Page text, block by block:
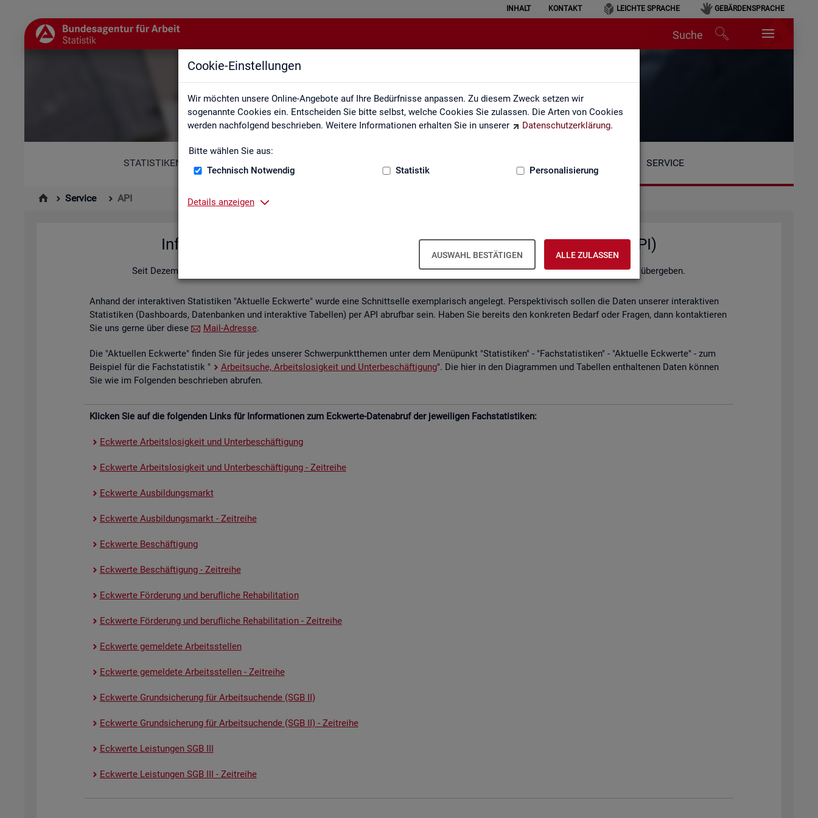
Cookie-Einstellungen
Wir möchten unsere Online-Angebote auf Ihre Bedürfnisse anpassen. Zu diesem Zweck setzen wir
sogenannte Cookies ein. Entscheiden Sie bitte selbst, welche Cookies Sie zulassen. Die Arten von Cookies
werden nachfolgend beschrieben. Weitere Informationen erhalten Sie in unserer
Datenschutzerklärung.
Bitte wählen Sie aus:
Technisch Notwendig
Statistik Personalisierung
Details anzeigen
AUSWAHL BESTÄTIGEN ALLE ZULASSEN
INHALT KONTAKT LEICHTE SPRACHE GEBÄRDENSPRACHE
Suche
API
STATISTIKEN SERVICE
Service API
In­for­ma­tio­nen zu Schnitt­stel­len für au­to­ma­ti­sier­te Da­ten­ab­fra­gen (API)
Seit De­zem­ber 2025 bie­tet die Sta­tis­tik der Bun­des­agen­tur für Ar­beit die Mög­lich­keit, Daten per Schnitt­stel­le au­to­ma­ti­siert zu über­ge­ben.
An­hand der in­ter­ak­ti­ven Sta­tis­ti­ken "Ak­tu­el­le Eck­wer­te" wurde eine Schnitt­sel­le ex­em­pla­risch an­ge­legt. Per­spek­ti­visch sol­len die Daten un­se­rer in­ter­ak­ti­ven
Sta­tis­ti­ken (Da­sh­boards, Da­ten­ban­ken und in­ter­ak­ti­ve Ta­bel­len) per API ab­ruf­bar sein. Haben Sie be­reits den kon­kre­ten Be­darf oder Fra­gen, dann kon­tak­tie­ren
Sie uns gerne über diese
Mail-Adres­se.
Die "Ak­tu­el­len Eck­wer­te" fin­den Sie für jedes un­se­rer Schwer­punkt­the­men unter dem Me­nü­punkt "Sta­tis­ti­ken" - "Fach­sta­tis­ti­ken" - "Ak­tu­el­le Eck­wer­te" - zum
Bei­spiel für die Fach­sta­tis­tik "
Ar­beit­su­che, Ar­beits­lo­sig­keit und Un­ter­be­schäf­ti­gung". Die hier in den Dia­gram­men und Ta­bel­len ent­hal­te­nen Daten kön­nen
Sie wie im Fol­gen­den be­schrie­ben ab­ru­fen.
Kli­cken Sie auf die fol­gen­den Links für In­for­ma­tio­nen zum Eck­wer­te-Da­ten­ab­ruf der je­wei­li­gen Fach­sta­tis­ti­ken:
Eck­wer­te Ar­beits­lo­sig­keit und Un­ter­be­schäf­ti­gung
Eck­wer­te Ar­beits­lo­sig­keit und Un­ter­be­schäf­ti­gung - Zeit­rei­he
Eck­wer­te Aus­bil­dungs­markt
Eck­wer­te Aus­bil­dungs­markt - Zeit­rei­he
Eck­wer­te Be­schäf­ti­gung
Eck­wer­te Be­schäf­ti­gung - Zeit­rei­he
Eck­wer­te För­de­rung und be­ruf­li­che Re­ha­bi­li­ta­ti­on
Eck­wer­te För­de­rung und be­ruf­li­che Re­ha­bi­li­ta­ti­on - Zeit­rei­he
Eck­wer­te ge­mel­de­te Ar­beits­stel­len
Eck­wer­te ge­mel­de­te Ar­beits­stel­len - Zeit­rei­he
Eck­wer­te Grund­si­che­rung für Ar­beit­su­chen­de (SGB II)
Eck­wer­te Grund­si­che­rung für Ar­beit­su­chen­de (SGB II) - Zeit­rei­he
Eck­wer­te Leis­tun­gen SGB III
Eck­wer­te Leis­tun­gen SGB III - Zeit­rei­he